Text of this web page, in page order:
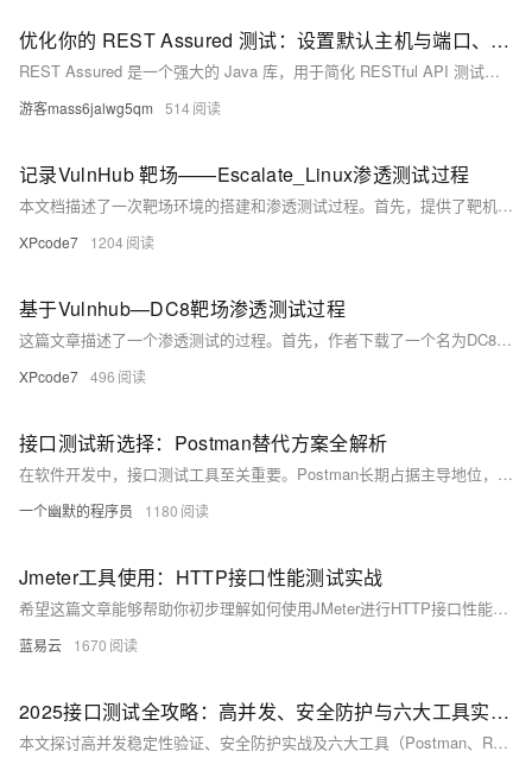
优化你的 REST Assured 测试：设置默认主机与端口、GET 请求与断言
REST Assured 是一个强大的 Java 库，用于简化 RESTful API 测试。本文详解了其核心功能：设置默认主机和端口以减少代码重复、发起 GET 请求并验证响应结果，以及通过断言确保接口行为符合预期。同时推荐 Apipost 工具，助力开发者提升 API 测试效率，实现更高效的接口管理与团队协作。掌握这些技巧，可显著优化测试流程与代码质量。
游客mass6jalwg5qm 514
记录VulnHub 靶场——Escalate_Linux渗透测试过程
本文档描述了一次靶场环境的搭建和渗透测试过程。首先，提供了靶机环境的下载链接，并建议在VMware或VirtualBox中以NAT模式或仅主机模式导入。接着，通过Kali Linux扫描发现靶机IP，并用Nmap扫描开放端口，识别出80、111、139、445、2049等端口。在80端口上找到一个shell.php文件，通过它发现可以利用GET参数传递cmd命令。
XPcode7 1204
基于Vulnhub—DC8靶场渗透测试过程
这篇文章描述了一个渗透测试的过程。首先，作者下载了一个名为DC8的靶场环境并将其导入虚拟机软件，将网络设置为NAT或仅主机模式。然后进行了信息收集，通过ARP扫描发现靶机IP，并使用nmap扫描开放端口，发现80和22端口开放。进一步利用SQL注入漏洞，通过sqlmap工具获取了数据库中的用户名和密码
XPcode7 496
接口测试新选择：Postman替代方案全解析
在软件开发中，接口测试工具至关重要。Postman长期占据主导地位，但随着国产工具的崛起，越来越多开发者转向更适合中国市场的替代方案——Apifox。它不仅支持中英文切换、完全免费不限人数，还具备强大的可视化操作、自动生成文档和API调试功能，极大简化了开发流程。
一个幽默的程序员 1180
Jmeter工具使用：HTTP接口性能测试实战
希望这篇文章能够帮助你初步理解如何使用JMeter进行HTTP接口性能测试，有兴趣的话，你可以研究更多关于JMeter的内容。记住，只有理解并掌握了这些工具，你才能充分利用它们发挥其应有的价值。+
蓝易云 1670
2025接口测试全攻略：高并发、安全防护与六大工具实战指南
本文探讨高并发稳定性验证、安全防护实战及六大工具（Postman、RunnerGo、Apipost、JMeter、SoapUI、Fiddler）选型指南，助力构建未来接口测试体系。接口测试旨在验证数据传输、参数合法性、错误处理能力及性能安全性，其重要性体现在早期发现问题、保障系统稳定和支撑持续集成。常用方法包括功能、性能、安全性及兼容性测试，典型场景涵盖前后端分离开发、第三方服务集成与数据一致性检查。选择合适的工具需综合考虑需求与团队协作等因素。